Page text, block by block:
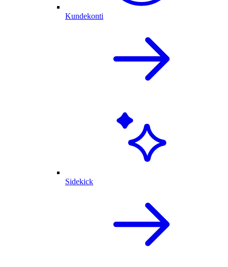
Kundekonti
Sidekick